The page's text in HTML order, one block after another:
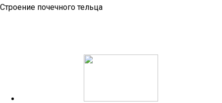
Строение почечного тельца